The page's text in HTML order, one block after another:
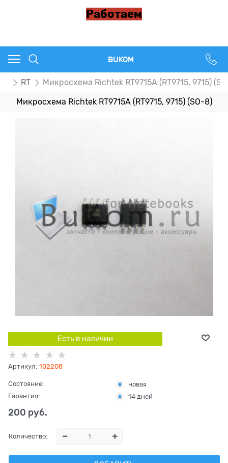
Работаем
BUKOM
RT Микросхема Richtek RT9715A (RT9715, 9715)
Микросхема Richtek RT9715A (RT9715, 9715) (SO-8)
Есть в наличии
Артикул: 102208
Состояние:
новая
Гарантия:
14 дней
200 руб.
Количество: